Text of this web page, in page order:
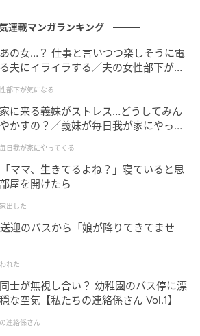
コメントしているとおり、薄手の
もたつきにくそう。全身オーバーサ
くなりすぎそうなところを、Tシャ
げで、ほどよく抜け感のあるスタ
います。
て立体感をプラス
連載マンガランキング
の女…？ 仕事と言いつつ楽しそうに電
夫にイライラする／夫の女性部下が気
部下が気になる
に来る義妹がストレス…どうしてみん
かすの？／義妹が毎日我が家にやって
日我が家にやってくる
ママ、生きてるよね？」寝ていると思
屋を開けたら
出した
迎のバスから「娘が降りてきてませ
れた
士が無視し合い？ 幼稚園のバス停に漂
な空気【私たちの連絡係さん Vol.1】
連絡係さん